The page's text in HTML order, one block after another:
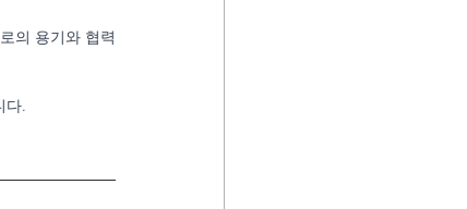
의 용기와 협력
다.